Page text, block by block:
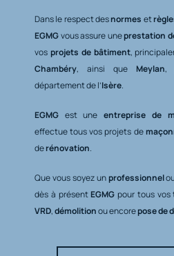
Dans le respect desnormes et
EGMGvous assure uneprestation
vos projets de bâtiment,
Chambéry, ainsi que Meylan,
département de l’Isère.
EGMG est uneentreprise de
effectue tous vos projets de
derénovation.
Que vous soyez unprofessionnel
dès à présentEGMG pour tous
VRD,démolitionou encorepose de